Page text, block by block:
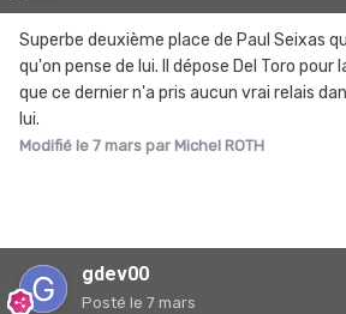
Superbe deuxième place de Paul Seixas
qu'on pense de lui. Il dépose Del Toro pour
que ce dernier n'a pris aucun vrai relais
lui.
Modifié le 7 mars par Michel ROTH
gdev00
Posté le 7 mars